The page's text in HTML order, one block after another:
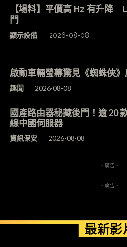
【場料】平價高 Hz 有升降
門
顯示設備 2026-08-08
啟動車輛螢幕驚見《蜘蛛俠
趣聞 2026-08-08
國產路由器秘藏後門！逾 20
線中國伺服器
資訊保安 2026-08-08
- 廣告 -
- 廣告 -
最新影